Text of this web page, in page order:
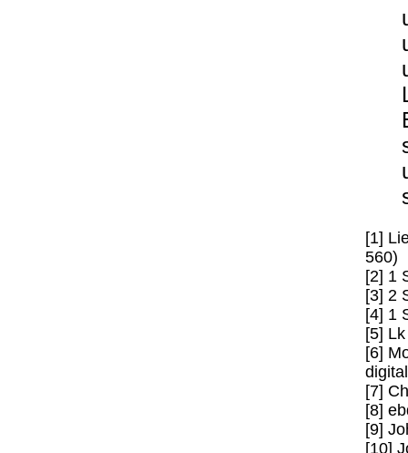
[1]
560)
[2] 1
[3] 2
[4] 1
[5]
[6]
[7]
[8]
[9]
[10]